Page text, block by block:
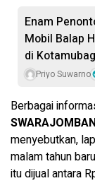
Enam
Mobil Balap
di
Priyo Suwarno
Berbagai
menyebutkan,
malam tahun
itu dijual antara